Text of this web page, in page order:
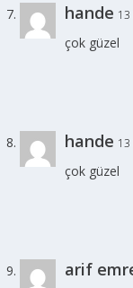
hande
çok güzel
hande
çok güzel
arif